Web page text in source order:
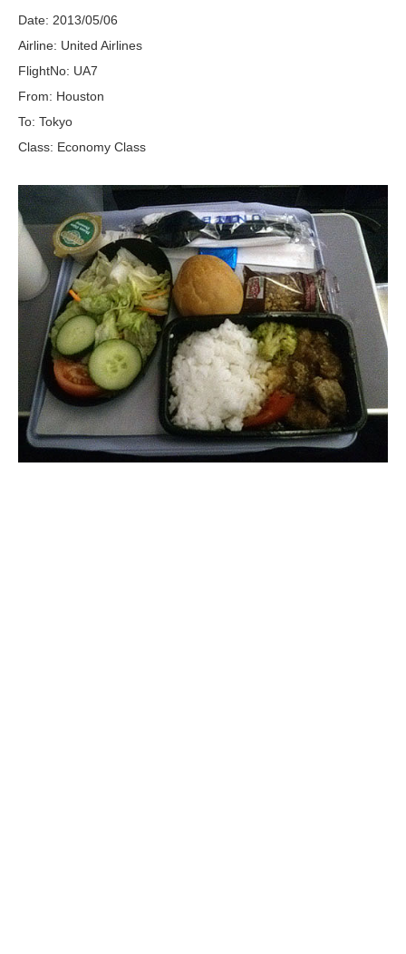
Date: 2013/05/06
Airline: United Airlines
FlightNo: UA7
From: Houston
To: Tokyo
Class: Economy Class